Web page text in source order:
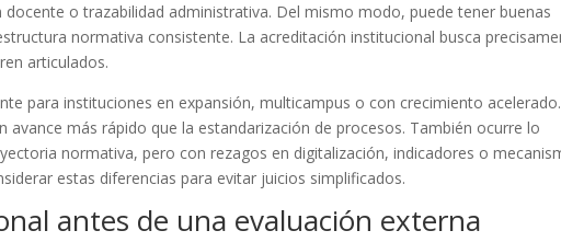
o trazabilidad administrativa. Del mismo modo, puede tener buenas
normativa consistente. La acreditación institucional busca
articulados.
para instituciones en expansión, multicampus o con crecimiento
avance más rápido que la estandarización de procesos. También ocurre lo
normativa, pero con rezagos en digitalización, indicadores o
estas diferencias para evitar juicios simplificados.
antes de una evaluación externa